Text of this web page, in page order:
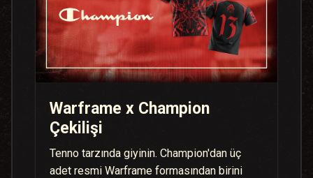
Warframe x Champion
Çekilişi
Tenno tarzında giyinin. Champion'dan üç
adet resmi Warframe formasından birini